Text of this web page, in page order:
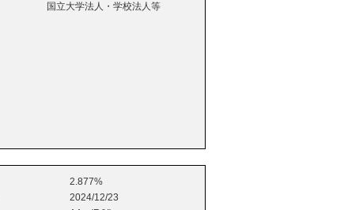
国立大学法人・学校法人等
2.877%
2024/12/23